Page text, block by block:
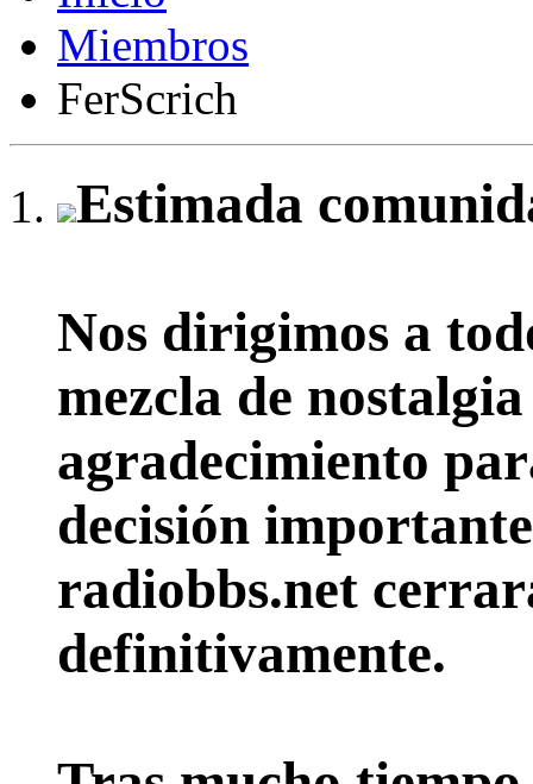
Miembros
FerScrich
Estimada
Nos dirigimos a
mezcla de
agradecimiento
decisión
radiobbs.net
definitivamente.